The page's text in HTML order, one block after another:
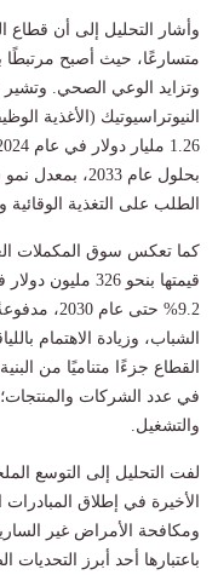
وأشار التحليل إلى أن قطاع
متسارعًا، حيث أصبح مرتبطًا
وتزايد الوعي الصحي. وتشير
النيوتراسيوتيك (الأغذية
الطلب على التغذية الوقائية
كما تعكس سوق المكملات
9.2% حتى
الشباب، وزيادة الاهتمام
القطاع جزءًا متناميًا من
في عدد الشركات
والتشغيل.
لفت التحليل إلى التوسع
الأخيرة في إطلاق المبادرات
ومكافحة الأمراض غير
باعتبارها أحد أبرز التحديات